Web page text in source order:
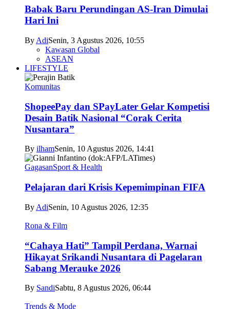
Babak Baru Perundingan AS-Iran Dimulai
Hari Ini
By AdiSenin, 3 Agustus 2026, 10:55
Kawasan Global
ASEAN
LIFESTYLE
Komunitas
ShopeePay dan SPayLater Gelar Kompetisi
Desain Batik Nasional “Corak Cerita
Nusantara”
By ilhamSenin, 10 Agustus 2026, 14:41
GagasanSport & Health
Pelajaran dari Krisis Kepemimpinan FIFA
By AdiSenin, 10 Agustus 2026, 12:35
Rona & Film
“Cahaya Hati” Tampil Perdana, Warnai
Hikayat Srikandi Nusantara di Pagelaran
Sabang Merauke 2026
By SandiSabtu, 8 Agustus 2026, 06:44
Trends & Mode